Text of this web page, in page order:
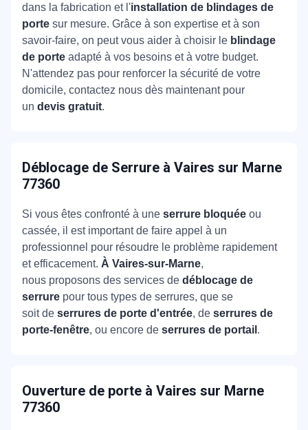
dans la fabrication et l'installation de blindages de
porte sur mesure. Grâce à son expertise et à son
savoir-faire, on peut vous aider à choisir le blindage
de porte adapté à vos besoins et à votre budget.
N'attendez pas pour renforcer la sécurité de votre
domicile, contactez nous dès maintenant pour
un devis gratuit.
Déblocage de Serrure à Vaires sur Marne
77360
Si vous êtes confronté à une serrure bloquée ou
cassée, il est important de faire appel à un
professionnel pour résoudre le problème rapidement
et efficacement. À Vaires-sur-Marne,
nous proposons des services de déblocage de
serrure pour tous types de serrures, que se
soit de serrures de porte d'entrée, de serrures de
porte-fenêtre, ou encore de serrures de portail .
Ouverture de porte à Vaires sur Marne
77360